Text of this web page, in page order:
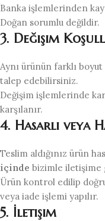
Banka işlemlerinden
Doğan sorumlu değildir.
3. Değişim
Aynı ürünün farklı
talep edebilirsiniz.
Değişim işlemlerinde
karşılanır.
4. Hasarlı veya
Teslim aldığınız ürün
içinde bizimle iletişime
Ürün kontrol edilip
veya iade işlemi yapılır.
5. İletişim